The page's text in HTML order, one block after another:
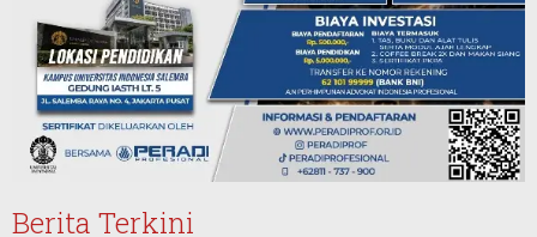
Berita Terkini